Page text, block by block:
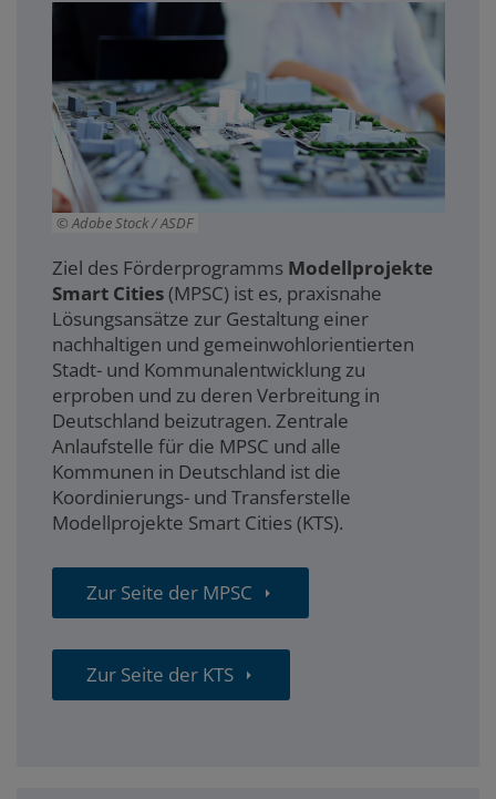
Adobe Stock / ASDF
Ziel des Förderprogramms Modellprojekte
Smart Cities(MPSC) ist es, praxisnahe
Lösungsansätze zur Gestaltung einer
nachhaltigen und gemeinwohlorientierten
Stadt- und Kommunalentwicklung zu
erproben und zu deren Verbreitung in
Deutschland beizutragen. Zentrale
Anlaufstelle für die MPSC und alle
Kommunen in Deutschland ist die
Koordinierungs- und Transferstelle
Modellprojekte Smart Cities (KTS).
Zur Seite der MPSC
Zur Seite der KTS